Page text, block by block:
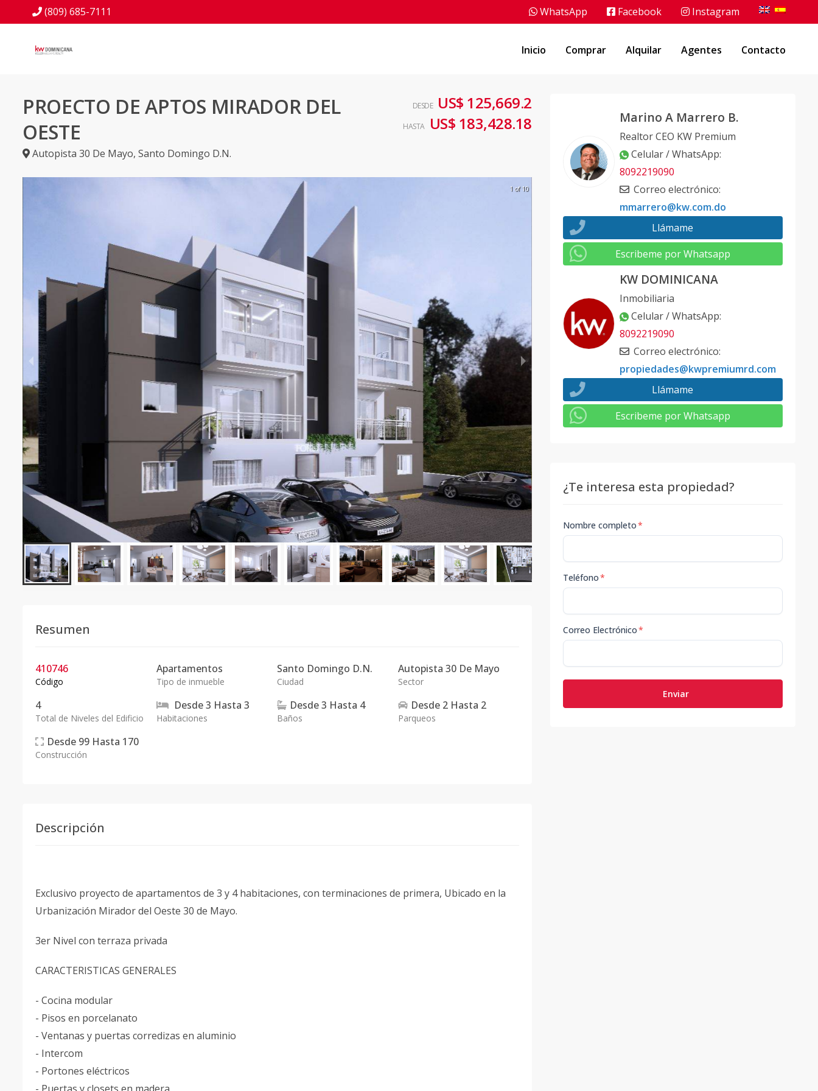
(809) 685-7111 WhatsApp Facebook Instagram
Inicio Comprar Alquilar Agentes Contacto
PROECTO DE APTOS MIRADOR DEL
OESTE
Autopista 30 De Mayo, Santo Domingo D.N.
DESDE US$ 125,669.2
HASTA US$ 183,428.18
1 of 10
Resumen
410746
Código
Apartamentos
Tipo de inmueble
Santo Domingo D.N.
Ciudad
Autopista 30 De Mayo
Sector
4
Total de Niveles del Edificio
Desde3 Hasta 3
Habitaciones
Desde3 Hasta 4
Baños
Desde 2 Hasta 2
Parqueos
Desde 99 Hasta 170
Construcción
Descripción
Exclusivo proyecto de apartamentos de 3 y 4 habitaciones, con terminaciones de primera, Ubicado en la
Urbanización Mirador del Oeste 30 de Mayo.
3er Nivel con terraza privada
CARACTERISTICAS GENERALES
- Cocina modular
- Pisos en porcelanato
- Ventanas y puertas corredizas en aluminio
- Intercom
- Portones eléctricos
Marino A Marrero B.
Realtor CEO KW Premium
Celular / WhatsApp:
8092219090
Correo electrónico:
mmarrero@kw.com.do
Llámame
Escribeme por Whatsapp
KW DOMINICANA
Inmobiliaria
Celular / WhatsApp:
8092219090
Correo electrónico:
propiedades@kwpremiumrd.com
Llámame
Escribeme por Whatsapp
¿Te interesa esta propiedad?
Nombre completo*
Teléfono*
Correo Electrónico*
Enviar